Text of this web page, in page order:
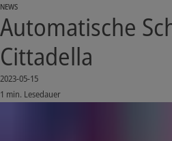
NEWS
Automatische
Cittadella
2023-05-15
1 min. Lesedauer